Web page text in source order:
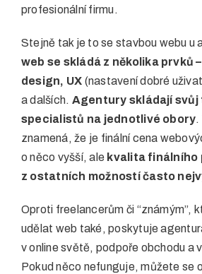
profesionální firmu.
Stejně tak je to se stavbou webu u
web se skládá z několika prvků
design, UX (nastavení dobré
a dalších. Agentury skládají svůj
specialistů na jednotlivé obory.
znamená, že je finální cena
o něco vyšší, ale kvalita finálního
z ostatních možností často
Oproti freelancerům či “známým”,
udělat web také, poskytuje
v online světě, podpoře obchodu a
Pokud něco nefunguje, můžete se